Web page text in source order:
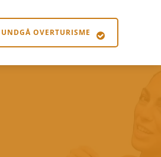
UNDGÅ OVERTURISME